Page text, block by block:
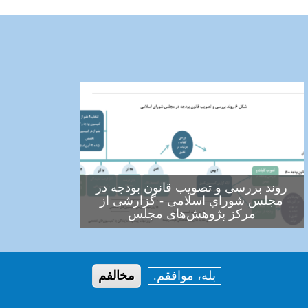
روند بررسی و تصويب قانون بودجه در
مجلس شوراي اسلامی - گزارشی از
مرکز پژوهش‌های مجلس
بله، موافقم. مخالفم